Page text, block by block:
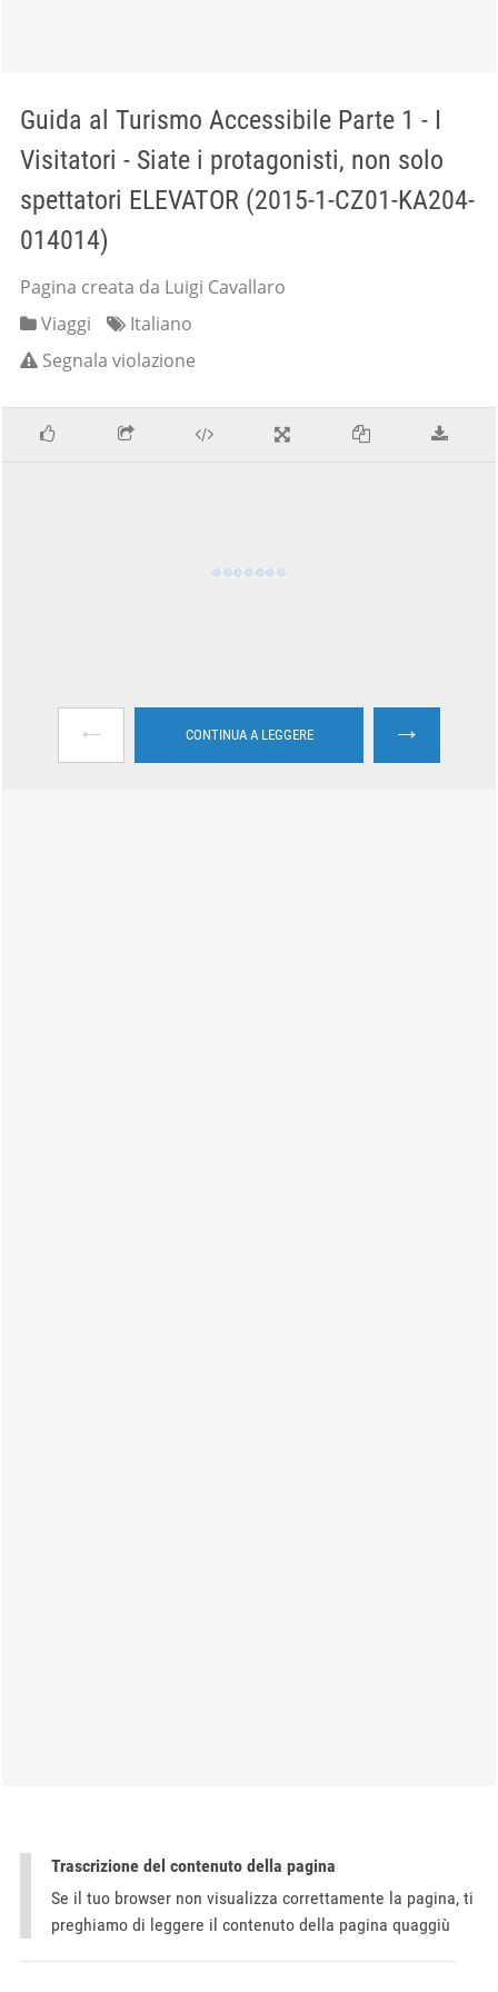
Guida al Turismo Accessibile Parte 1 - I
Visitatori - Siate i protagonisti, non solo
spettatori ELEVATOR (2015-1-CZ01-KA204-
014014)
Pagina creata da Luigi Cavallaro
Viaggi
Italiano
Segnala violazione
← CONTINUA A LEGGERE →
Trascrizione del contenuto della pagina
Se il tuo browser non visualizza correttamente la pagina, ti
preghiamo di leggere il contenuto della pagina quaggiù